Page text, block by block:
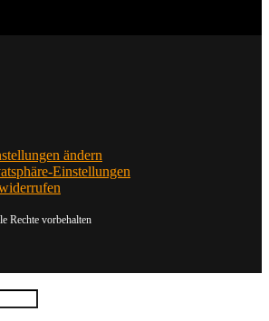
ändern
Einstellungen
Rechte vorbehalten